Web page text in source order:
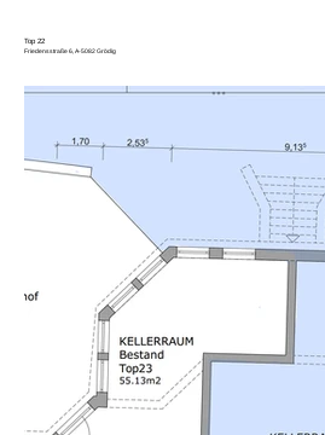
Top 22
Friedensstraße 6, A-5082 Grödig